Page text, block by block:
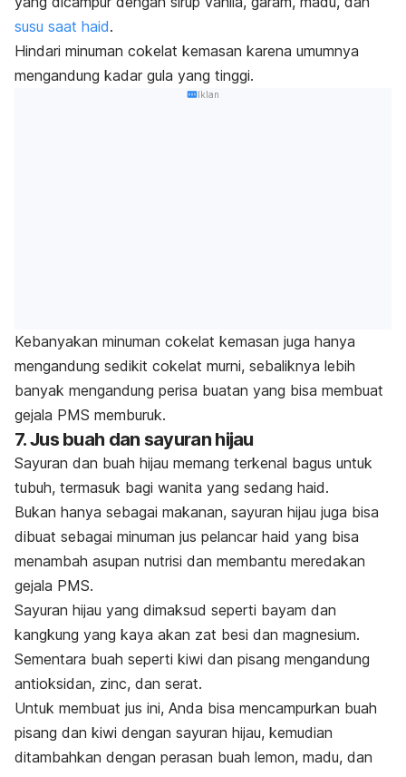
susu saat haid.
Hindari minuman cokelat kemasan karena umumnya
mengandung kadar gula yang tinggi.
Iklan
Kebanyakan minuman cokelat kemasan juga hanya
mengandung sedikit cokelat murni, sebaliknya lebih
banyak mengandung perisa buatan yang bisa membuat
gejala PMS memburuk.
7. Jus buah dan sayuran hijau
Sayuran dan buah hijau memang terkenal bagus untuk
tubuh, termasuk bagi wanita yang sedang haid.
Bukan hanya sebagai makanan, sayuran hijau juga bisa
dibuat sebagai minuman jus pelancar haid yang bisa
menambah asupan nutrisi dan membantu meredakan
gejala PMS.
Sayuran hijau yang dimaksud seperti bayam dan
kangkung yang kaya akan zat besi dan magnesium.
Sementara buah seperti kiwi dan pisang mengandung
antioksidan, zinc, dan serat.
Untuk membuat jus ini, Anda bisa mencampurkan buah
pisang dan kiwi dengan sayuran hijau, kemudian
ditambahkan dengan perasan buah lemon, madu, dan